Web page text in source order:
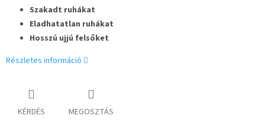
Szakadt ruhákat
Eladhatatlan ruhákat
Hosszú ujjú felsőket
Részletes információ
KÉRDÉS MEGOSZTÁS